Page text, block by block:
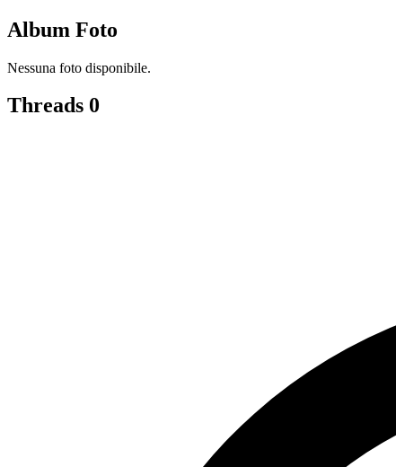
Album Foto
Nessuna foto disponibile.
Threads 0